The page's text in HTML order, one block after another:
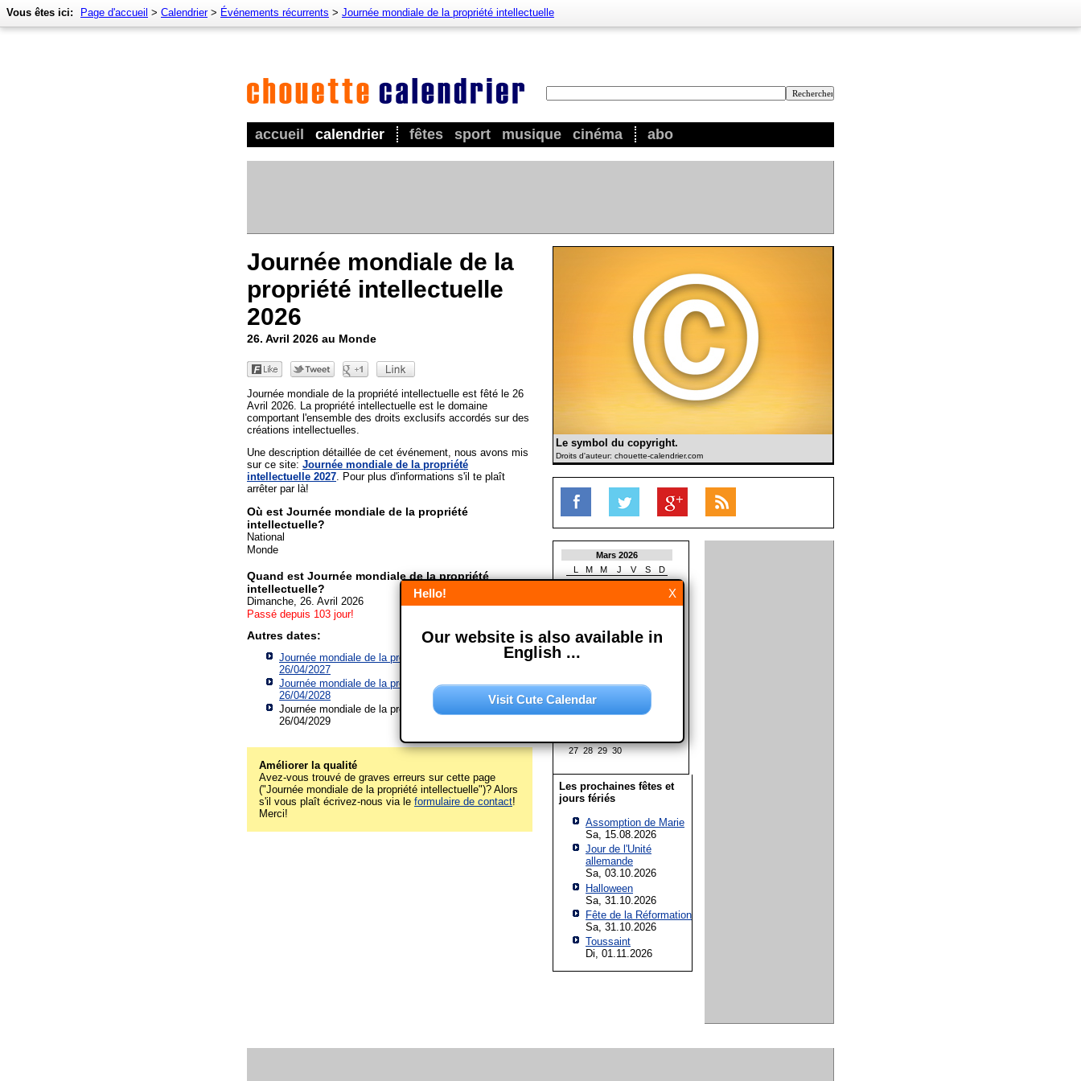
accueil calendrier fêtes sport musique cinéma abo
Vous êtes ici: Page d'accueil > Calendrier> Événements récurrents > Journée mondiale de la propriété intellectuelle
Journée mondiale de la
propriété intellectuelle
2026
26. Avril 2026 au Monde
Journée mondiale de la propriété intellectuelle est fêté le 26
Avril 2026. La propriété intellectuelle est le domaine
comportant l'ensemble des droits exclusifs accordés sur des
créations intellectuelles.
Une description détaillée de cet événement, nous avons mis
sur ce site: Journée mondiale de la propriété
intellectuelle 2027 . Pour plus d'informations s'il te plaît
arrêter par là!
Où est Journée mondiale de la propriété
intellectuelle?
National
Monde
Quand est Journée mondiale de la propriété
intellectuelle?
Dimanche, 26. Avril 2026
Passé depuis 103 jour!
Autres dates:
Journée mondiale de la propriété intellectuelle le
26/04/2027
Journée mondiale de la propriété intellectuelle le
26/04/2028
Journée mondiale de la propriété intellectuelle le
26/04/2029
Améliorer la qualité
Avez-vous trouvé de graves erreurs sur cette page
("Journée mondiale de la propriété intellectuelle")? Alors
s'il vous plaît écrivez-nous via le formulaire de contact!
Merci!
Le symbol du copyright.
Droits d'auteur: chouette-calendrier.com
Mars 2026
L
M M J V S
D
1
9 10 11 12 13 14 15
23 24 25 26 27 28 29
L
M M J V S
11
27 28 29 30
Les prochaines fêtes et
jours fériés
Assomption de Marie
Sa, 15.08.2026
Jour de l'Unité
allemande
Sa, 03.10.2026
Halloween
Sa, 31.10.2026
Fête de la Réformation
Sa, 31.10.2026
Toussaint
Di, 01.11.2026
X
Hello!
Our website is also available in
English ...
Visit Cute Calendar